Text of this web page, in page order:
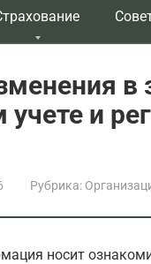
в
и
Рубрика:
носит